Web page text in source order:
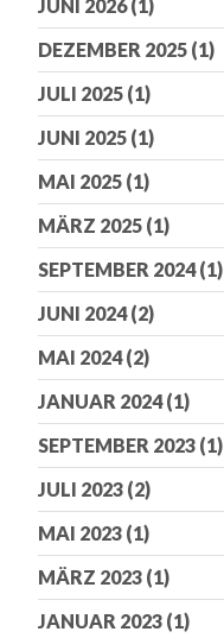
JUNI 2026(1)
DEZEMBER 2025 (1)
JULI 2025 (1)
JUNI 2025 (1)
MAI 2025 (1)
MÄRZ 2025 (1)
SEPTEMBER 2024(1)
JUNI 2024(2)
MAI 2024(2)
JANUAR 2024(1)
SEPTEMBER 2023 (1)
JULI 2023 (2)
MAI 2023 (1)
MÄRZ 2023 (1)
JANUAR 2023 (1)